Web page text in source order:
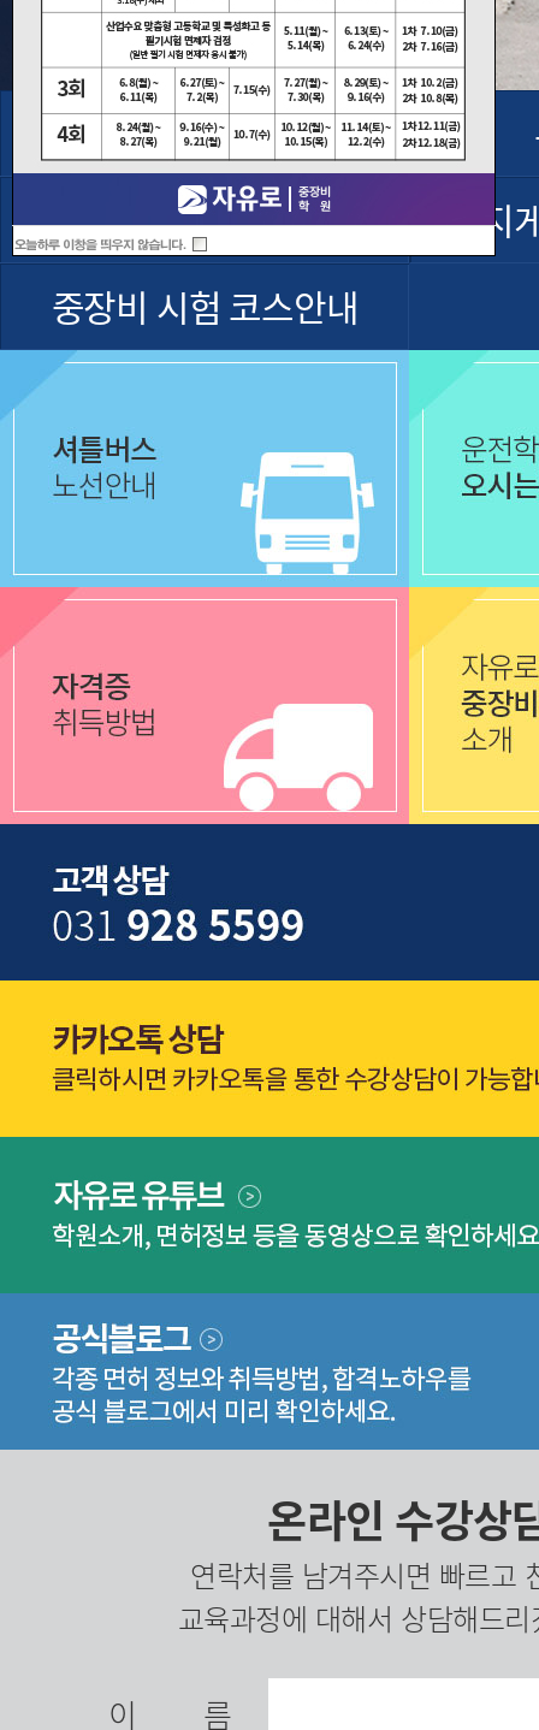
셔틀버스운행
굴착기 운전기능사
지
중장비 시험 코스안내
온라인 수강상
연락처를 남겨주시면 빠르고
교육과정에 대해서 상담해드
이름